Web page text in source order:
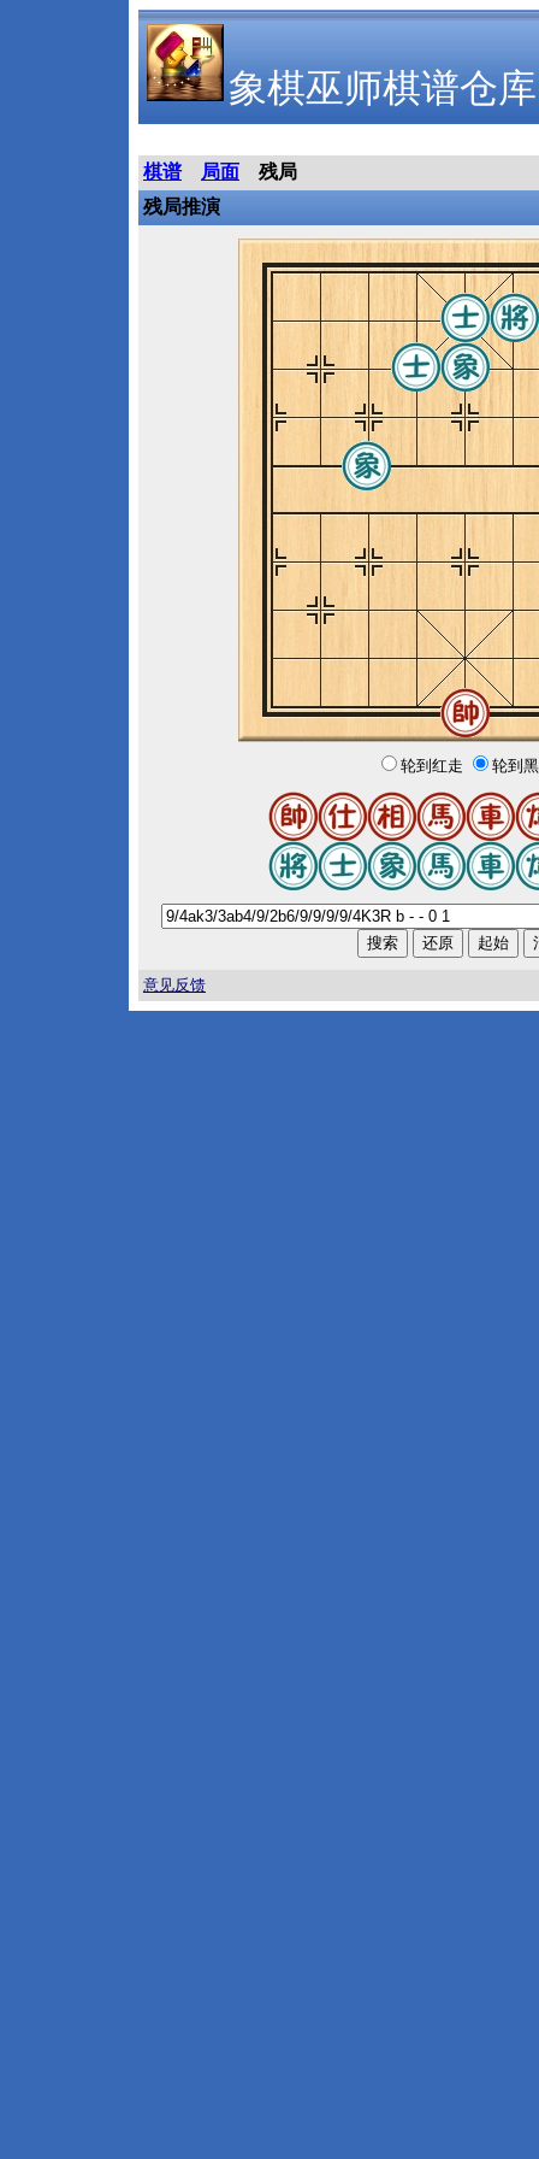
象棋巫师棋谱仓库
棋谱 局面
残局
残局推演
轮到红走 轮到
意见反馈